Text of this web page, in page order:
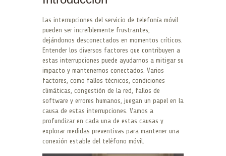
Las interrupciones del servicio de telefonía móvil
pueden ser increíblemente frustrantes,
dejándonos desconectados en momentos críticos.
Entender los diversos factores que contribuyen a
estas interrupciones puede ayudarnos a mitigar su
impacto y mantenernos conectados. Varios
factores, como fallos técnicos, condiciones
climáticas, congestión de la red, fallos de
software y errores humanos, juegan un papel en la
causa de estas interrupciones. Vamos a
profundizar en cada una de estas causas y
explorar medidas preventivas para mantener una
conexión estable del teléfono móvil.